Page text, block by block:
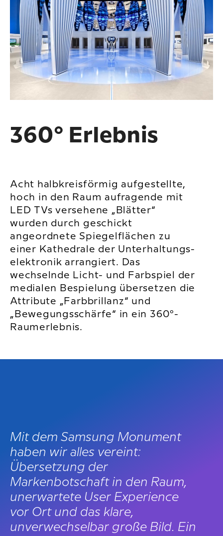
360° Erlebnis
Acht halbkreisförmig aufgestellte,
hoch in den Raum aufragende mit
LED TVs versehene „Blätter“
wurden durch geschickt
angeordnete Spiegelflächen zu
einer Kathedrale der Unterhaltungs­
elektronik arrangiert. Das
wechselnde Licht- und Farbspiel der
medialen Bespielung übersetzen die
Attribute „Farbbrillanz“ und
„Bewegungsschärfe“ in ein 360°-
Raumerlebnis.
Mit dem Samsung Monument
haben wir alles vereint:
Übersetzung der
Markenbotschaft in den Raum,
unerwartete User Experience
vor Ort und das klare,
unverwechselbar große Bild. Ein